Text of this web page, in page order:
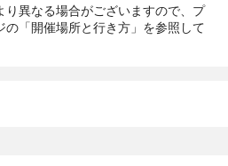
り異なる場合がございますので、プ
の「開催場所と行き方」を参照して